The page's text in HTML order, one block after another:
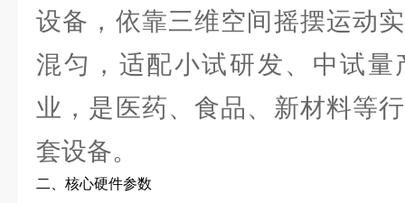
设备，依靠三维空间摇摆运动
混匀，适配小试研发、中试量
业，是医药、食品、新材料等
套设备。
二、核心硬件参数